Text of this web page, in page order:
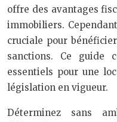
offre des avantages
immobiliers.
cruciale pour
sanctions. Ce guide
essentiels pour une
législation en vigueur.
Déterminez sans